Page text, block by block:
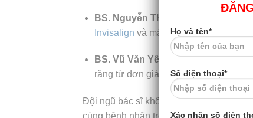
BS. Nguyễn Thị Ngọc Trang
Invisalign và mắc cài.
BS. Vũ Văn Yên
– tốt nghiệp
răng từ đơn giản đến phức tạp.
Đội ngũ bác sĩ không chỉ cótrình độ
Họ và tên*
Số điện thoại*
Xác nhận số điện